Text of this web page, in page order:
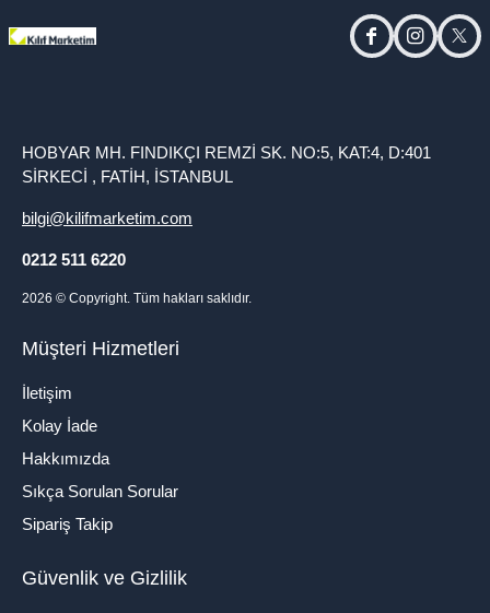
facebookinstagram
HOBYAR MH. FINDIKÇI REMZİ SK. NO:5, KAT:4, D:401
SİRKECİ , FATİH, İSTANBUL
bilgi@kilifmarketim.com
0212 511 6220
2026 © Copyright. Tüm hakları saklıdır.
Müşteri Hizmetleri
İletişim
Kolay İade
Hakkımızda
Sıkça Sorulan Sorular
Sipariş Takip
Güvenlik ve Gizlilik